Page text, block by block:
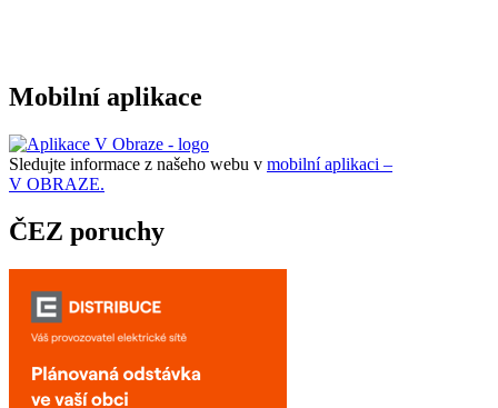
Mobilní aplikace
Sledujte informace z našeho webu v mobilní aplikaci –
V OBRAZE.
ČEZ poruchy